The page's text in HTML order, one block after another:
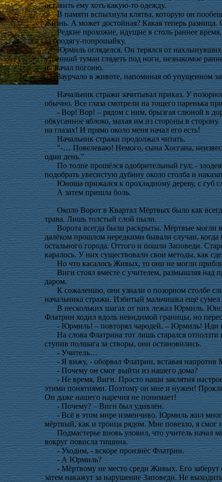
оставить ему хоть какую-то одежду.
В памяти вспыхнула клятва, которую он
Жизнь. А может достойная? Какая теперь разница.
Редкие прохожие, идущие в столь раннее
за бродягу-попрошайку.
Юрмиль огляделся. Он терялся от
утренний туман глядеть под ноги, незнакомое
не начал погоню.
Заурчало в животе, напоминая об упущенном
Начальник стражи зачитывал приказ. У
обычно. Все глаза смотрели на тощего паренька
- Вор! Вор! – рядом с ним, брызгая слюной в
обкусанное яблоко, махая им из стороны в
на глазах! И прямо около меня начал его есть!
Начальник стражи продолжал читать.
"-… Повелеваю! Немого, сына Хосгана,
один день."
По толпе прошёлся одобрительный гул; -
подобрать увесистую дубину около столба и
Юноша прижался к прохладному дереву, с губ
А затем пришла боль.
Около Ворот в Квартал Мёртвых было как
трава. Лишь толстый слой пыли.
Ворота всегда были раскрыты. Мёртвые могли
далёком прошлом нередкими бывали случаи, когда
остального города. Оттого и пошли Заповеди.
каралось. У них существовали свои методы, как
Но что касалось Живых, то они не могли
Вигн стоял вместе с учителем, размышляя над
даром.
К сожалению, они узнали о позорном столбе
начальника стражи. Избитый мальчишка ещё сумел
В нескольких шагах от них лежал Юрмиль.
Флатрин ходил вдоль невидимой границы, но
- Юрмиль! – повторял чародей. – Юрмиль! Иди
На слова Флатрина тот лишь старался
ступив полшага за створы, они остановились.
- Учитель…
- Я вижу, - оборвал Флатрин, вставая напротив
- Почему он смог выйти из нашего дома?
- Не время, Вигн. Просто наши заклятия
этими понятиями. Поэтому он мне и нужен!
Он даже нашего наречия не понимает!
- Почему? – Вигн был удивлён.
- Всё в этом мире изменчиво. Юрмиль жил
мёртвый, как и троица рядом. Мне повезло, я смог
Подмастерье вновь уловил, что учитель
вокруг повисла тишина.
- Уходим, - вскоре произнёс Флатрин.
- А Юрмиль?
- Мёртвому не место среди Живых. Его
затем накажут за нарушение Заповеди. Не